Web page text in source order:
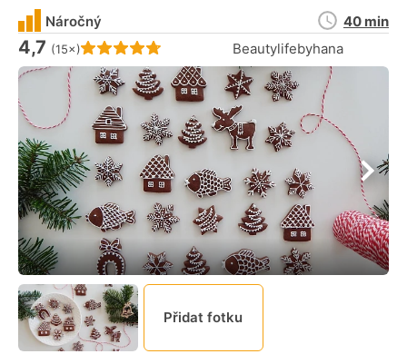
Hodnocení receptu je
4,7 (15×) Beautylifebyhana
Náročný
Doba
40 min
Přidat fotku